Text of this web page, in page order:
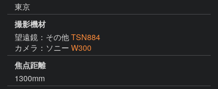
東京
撮影機材
望遠鏡：その他TSN884
カメラ：ソニー W300
焦点距離
1300mm